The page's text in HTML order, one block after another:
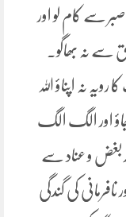
صبر سے کام لو اور
سے نہ بھاگو۔
نہ اپناؤ اللہ
اور الگ الگ
بغض و عناد سے
کی گندگی